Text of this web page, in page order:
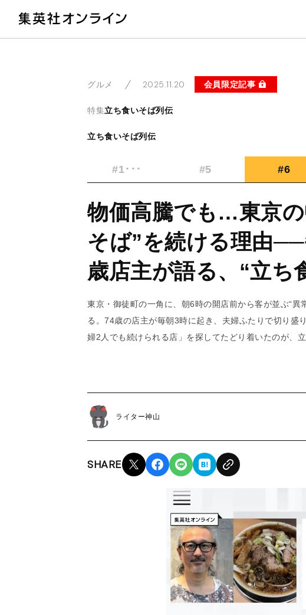
グルメ 2025.11.20 会員限定記事
特集立ち食いそば列伝
立ち食いそば列伝
#1･･･ #5 #6
物価高騰でも…東京の
そば”を続ける理由
歳店主が語る、“立ち
東京・御徒町の一角に、朝6時の開店前から客が並ぶ“異
る。74歳の店主が毎朝3時に起き、夫婦ふたりで切り盛
婦2人でも続けられる店」を探してたどり着いたのが、
ライター神山
SHARE